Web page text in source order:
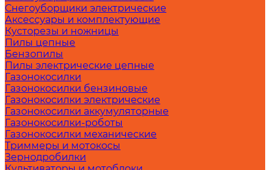
Снегоуборщики электрические
Аксессуары и комплектующие
Кусторезы и ножницы
Пилы цепные
Бензопилы
Пилы электрические цепные
Газонокосилки
Газонокосилки бензиновые
Газонокосилки электрические
Газонокосилки аккумуляторные
Газонокосилки-роботы
Газонокосилки механические
Триммеры и мотокосы
Зернодробилки